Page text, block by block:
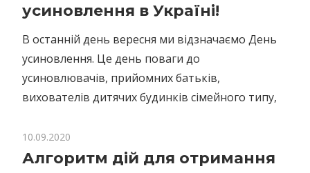
усиновлення в Україні!
В останній день вересня ми відзначаємо День
усиновлення. Це день поваги до
усиновлювачів, прийомних батьків,
вихователів дитячих будинків сімейного типу,
10.09.2020
Алгоритм дій для отримання